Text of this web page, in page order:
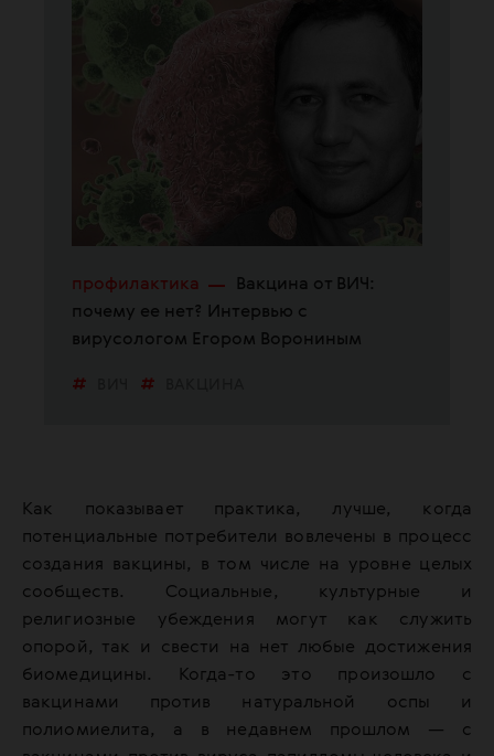
профилактика
Вакцина от ВИЧ:
почему ее нет? Интервью с
вирусологом Егором Ворониным
Как показывает практика, лучше, когда
потенциальные потребители вовлечены в процесс
создания вакцины, в том числе на уровне целых
сообществ. Социальные, культурные и
религиозные убеждения могут как служить
опорой, так и свести на нет любые достижения
биомедицины. Когда-то это произошло с
вакцинами против натуральной оспы и
полиомиелита, а в недавнем прошлом — с